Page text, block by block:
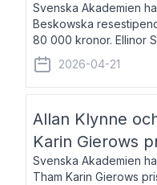
Svenska Akademien
Beskowska
80 000 kronor. Ellinor
författare, journalist
återkommande för
2026-04-21
Allan Klynne
Karin Gierows
Svenska Akademien
Tham Karin Gierows